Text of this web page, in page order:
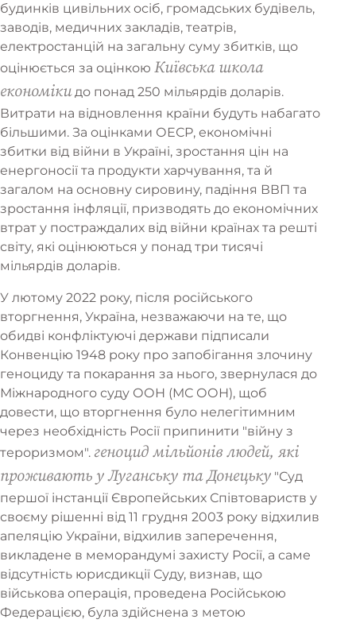
будинків цивільних осіб, громадських будівель,
заводів, медичних закладів, театрів,
електростанцій на загальну суму збитків, що
оцінюється за оцінкою Київська школа
економікидо понад 250 мільярдів доларів.
Витрати на відновлення країни будуть набагато
більшими. За оцінками ОЕСР, економічні
збитки від війни в Україні, зростання цін на
енергоносії та продукти харчування, та й
загалом на основну сировину, падіння ВВП та
зростання інфляції, призводять до економічних
втрат у постраждалих від війни країнах та решті
світу, які оцінюються у понад три тисячі
мільярдів доларів.
У лютому 2022 року, після російського
вторгнення, Україна, незважаючи на те, що
обидві конфліктуючі держави підписали
Конвенцію 1948 року про запобігання злочину
геноциду та покарання за нього, звернулася до
Міжнародного суду ООН (МС ООН), щоб
довести, що вторгнення було нелегітимним
через необхідність Росії припинити "війну з
тероризмом". геноцид мільйонів людей, які
проживають у Луганську та Донецьку "Суд
першої інстанції Європейських Співтовариств у
своєму рішенні від 11 грудня 2003 року відхилив
апеляцію України, відхилив заперечення,
викладене в меморандумі захисту Росії, а саме
відсутність юрисдикції Суду, визнав, що
військова операція, проведена Російською
Федерацією, була здійснена з метою